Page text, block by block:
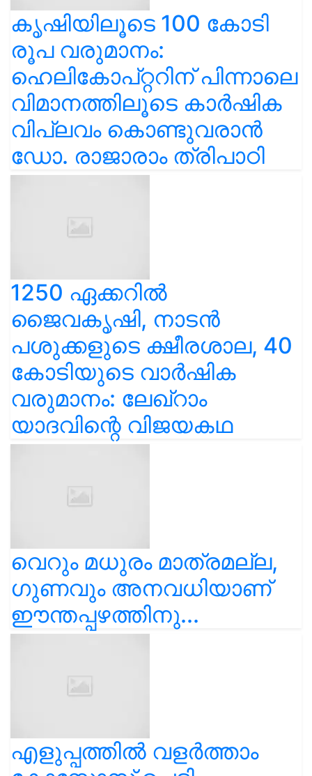
കൃഷിയിലൂടെ 100 കോടി
രൂപ വരുമാനം:
ഹെലികോപ്റ്ററിന് പിന്നാലെ
വിമാനത്തിലൂടെ കാർഷിക
വിപ്ലവം കൊണ്ടുവരാൻ
ഡോ. രാജാരാം ത്രിപാഠി
1250 ഏക്കറിൽ
ജൈവകൃഷി, നാടൻ
പശുക്കളുടെ ക്ഷീരശാല, 40
കോടിയുടെ വാർഷിക
വരുമാനം: ലേഖ്‌റാം
യാദവിന്റെ വിജയകഥ
വെറും മധുരം മാത്രമല്ല,
ഗുണവും അനവധിയാണ്
ഈന്തപ്പഴത്തിനു...
എളുപ്പത്തിൽ വളർത്താം